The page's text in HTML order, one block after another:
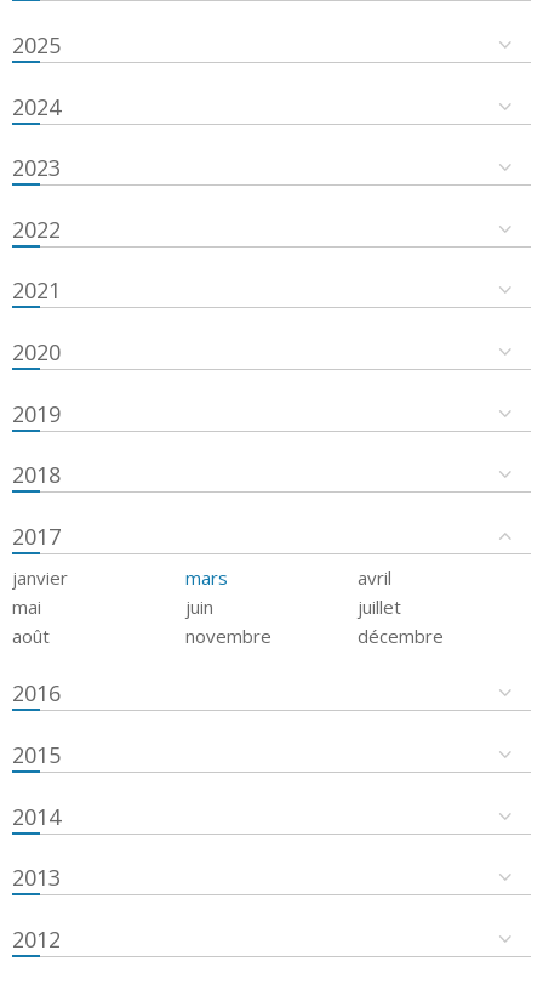
2025
2024
2023
2022
2021
2020
2019
2018
2017
janvier mars
avril
mai
juin
juillet
août
novembre décembre
2016
2015
2014
2013
2012